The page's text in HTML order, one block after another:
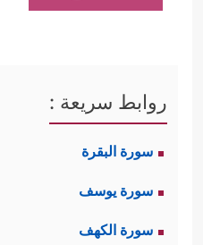
روابط سريعة :
سورة البقرة
سورة يوسف
سورة الكهف